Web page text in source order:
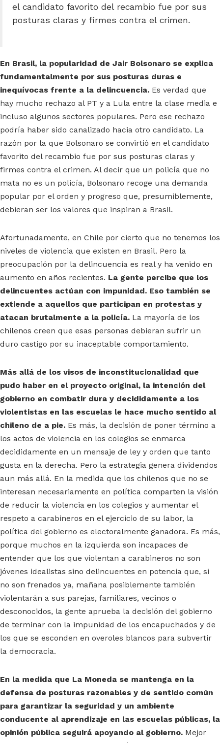
el candidato favorito del recambio fue por sus
posturas claras y firmes contra el crimen.
En Brasil, la popularidad de Jair Bolsonaro se explica
fundamentalmente por sus posturas duras e
inequívocas frente a la delincuencia. Es verdad que
hay mucho rechazo al PT y a Lula entre la clase media e
incluso algunos sectores populares. Pero ese rechazo
podría haber sido canalizado hacia otro candidato. La
razón por la que Bolsonaro se convirtió en el candidato
favorito del recambio fue por sus posturas claras y
firmes contra el crimen. Al decir que un policía que no
mata no es un policía, Bolsonaro recoge una demanda
popular por el orden y progreso que, presumiblemente,
debieran ser los valores que inspiran a Brasil.
Afortunadamente, en Chile por cierto que no tenemos los
niveles de violencia que existen en Brasil. Pero la
preocupación por la delincuencia es real y ha venido en
aumento en años recientes. La gente percibe que los
delincuentes actúan con impunidad. Eso también se
extiende a aquellos que participan en protestas y
atacan brutalmente a la policía. La mayoría de los
chilenos creen que esas personas debieran sufrir un
duro castigo por su inaceptable comportamiento.
Más allá de los visos de inconstitucionalidad que
pudo haber en el proyecto original, la intención del
gobierno en combatir dura y decididamente a los
violentistas en las escuelas le hace mucho sentido al
chileno de a pie. Es más, la decisión de poner término a
los actos de violencia en los colegios se enmarca
decididamente en un mensaje de ley y orden que tanto
gusta en la derecha. Pero la estrategia genera dividendos
aun más allá. En la medida que los chilenos que no se
interesan necesariamente en política comparten la visión
de reducir la violencia en los colegios y aumentar el
respeto a carabineros en el ejercicio de su labor, la
política del gobierno es electoralmente ganadora. Es más,
porque muchos en la izquierda son incapaces de
entender que los que violentan a carabineros no son
jóvenes idealistas sino delincuentes en potencia que, si
no son frenados ya, mañana posiblemente también
violentarán a sus parejas, familiares, vecinos o
desconocidos, la gente aprueba la decisión del gobierno
de terminar con la impunidad de los encapuchados y de
los que se esconden en overoles blancos para subvertir
la democracia.
En la medida que La Moneda se mantenga en la
defensa de posturas razonables y de sentido común
para garantizar la seguridad y un ambiente
conducente al aprendizaje en las escuelas públicas, la
opinión pública seguirá apoyando al gobierno. Mejor